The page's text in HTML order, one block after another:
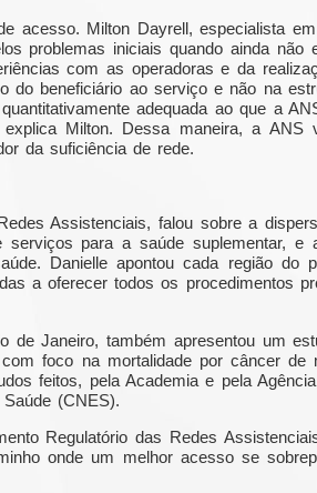
acesso. Milton Dayrell, especialista
problemas iniciais quando ainda não
com as operadoras e da
do beneficiário ao serviço e não na
adequada ao que a
Milton. Dessa maneira, a ANS
da suficiência de rede.
Assistenciais, falou sobre a
para a saúde suplementar, e
Danielle apontou cada região
a oferecer todos os procedimentos
de Janeiro, também apresentou um
foco na mortalidade por câncer de
feitos, pela Academia e pela
(CNES).
Regulatório das Redes
onde um melhor acesso se